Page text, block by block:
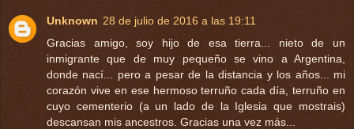
Unknown 28 de julio de 2016 a las 19:11
Gracias amigo, soy hijo de esa tierra... nieto de un
inmigrante que de muy pequeño se vino a Argentina,
donde nací... pero a pesar de la distancia y los años... mi
corazón vive en ese hermoso terruño cada día, terruño en
cuyo cementerio (a un lado de la Iglesia que mostrais)
descansan mis ancestros. Gracias una vez más...